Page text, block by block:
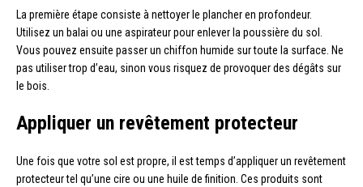
La première étape consiste à nettoyer le plancher en profondeur.
Utilisez un balai ou une aspirateur pour enlever la poussière du sol.
Vous pouvez ensuite passer un chiffon humide sur toute la surface. Ne
pas utiliser trop d’eau, sinon vous risquez de provoquer des dégâts sur
le bois.
Appliquer un revêtement protecteur
Une fois que votre sol est propre, il est temps d’appliquer un revêtement
protecteur tel qu’une cire ou une huile de finition. Ces produits sont